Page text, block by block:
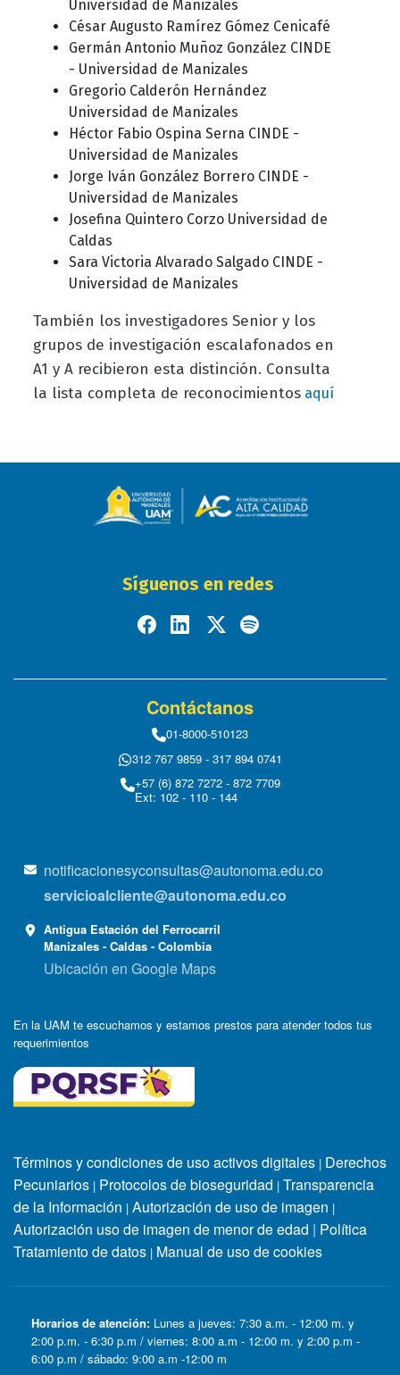
Universidad de Manizales
César Augusto Ramírez Gómez Cenicafé
Germán Antonio Muñoz González CINDE
- Universidad de Manizales
Gregorio Calderón Hernández
Universidad de Manizales
Héctor Fabio Ospina Serna CINDE -
Universidad de Manizales
Jorge Iván González Borrero CINDE -
Universidad de Manizales
Josefina Quintero Corzo Universidad de
Caldas
Sara Victoria Alvarado Salgado CINDE -
Universidad de Manizales
También los investigadores Senior y los
grupos de investigación escalafonados en
A1 y A recibieron esta distinción. Consulta
la lista completa de reconocimientosaquí
Síguenos en redes
Contáctanos
01-8000-510123
312 767 9859 - 317 894 0741
+57 (6) 872 7272 - 872 7709
Ext: 102 - 110 - 144
notificacionesyconsultas@autonoma.edu.co
servicioalcliente@autonoma.edu.co
Antigua Estación del Ferrocarril
Manizales - Caldas - Colombia
Ubicación en Google Maps
En la UAM te escuchamos y estamos prestos para atender todos tus
requerimientos
Términos y condiciones de uso activos digitales | Derechos
Pecuniarios | Protocolos de bioseguridad | Transparencia
de la Información | Autorización de uso de imagen |
Autorización uso de imagen de menor de edad | Política
Tratamiento de datos | Manual de uso de cookies
Horarios de atención: Lunes a jueves: 7:30 a.m. - 12:00 m. y
2:00 p.m. - 6:30 p.m / viernes: 8:00 a.m - 12:00 m. y 2:00 p.m -
6:00 p.m / sábado: 9:00 a.m -12:00 m